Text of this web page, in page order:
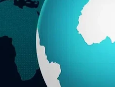
通 【TED Talk】話題英語
Topics】 【IELTS -